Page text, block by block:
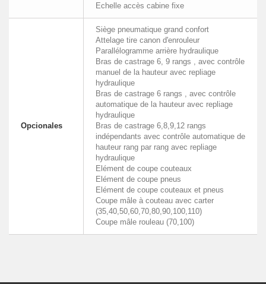
Echelle accès cabine fixe
Opcionales
Siège pneumatique grand confort
Attelage tire canon d'enrouleur
Parallélogramme arrière hydraulique
Bras de castrage 6, 9 rangs , avec contrôle
manuel de la hauteur avec repliage
hydraulique
Bras de castrage 6 rangs , avec contrôle
automatique de la hauteur avec repliage
hydraulique
Bras de castrage 6,8,9,12 rangs
indépendants avec contrôle automatique de
hauteur rang par rang avec repliage
hydraulique
Elément de coupe couteaux
Elément de coupe pneus
Elément de coupe couteaux et pneus
Coupe mâle à couteau avec carter
(35,40,50,60,70,80,90,100,110)
Coupe mâle rouleau (70,100)